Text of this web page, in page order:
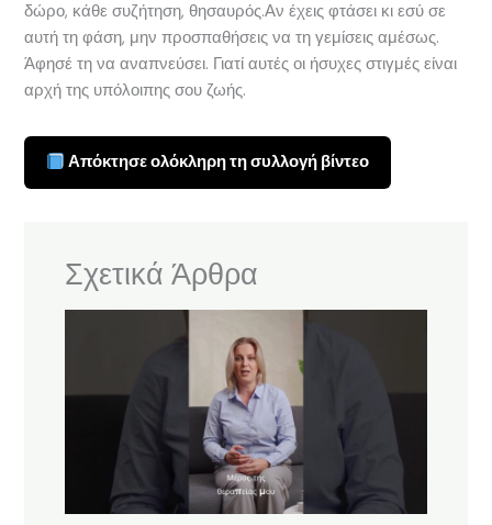
δώρο, κάθε συζήτηση, θησαυρός.Αν έχεις φτάσει κι εσύ σε
αυτή τη φάση, μην προσπαθήσεις να τη γεμίσεις αμέσως.
Άφησέ τη να αναπνεύσει. Γιατί αυτές οι ήσυχες στιγμές είναι
αρχή της υπόλοιπης σου ζωής.
Απόκτησε ολόκληρη τη συλλογή βίντεο
Σχετικά Άρθρα